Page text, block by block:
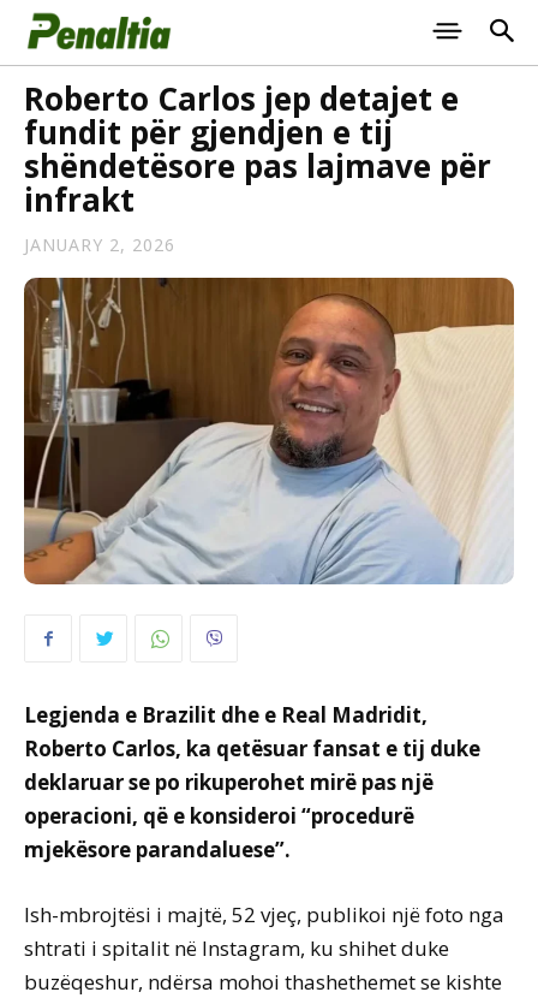
Roberto Carlos jep detajet e
fundit për gjendjen e tij
shëndetësore pas lajmave për
infrakt
JANUARY 2, 2026
Legjenda e Brazilit dhe e Real Madridit,
Roberto Carlos, ka qetësuar fansat e tij duke
deklaruar se po rikuperohet mirë pas një
operacioni, që e konsideroi “procedurë
mjekësore parandaluese”.
Ish-mbrojtësi i majtë, 52 vjeç, publikoi një foto nga
shtrati i spitalit në Instagram, ku shihet duke
buzëqeshur, ndërsa mohoi thashethemet se kishte